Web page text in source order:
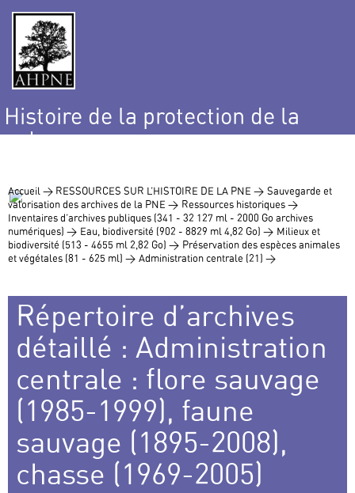
Histoire de la protection de la
nature
Accueil > RESSOURCES SUR L’HISTOIRE DE LA PNE > Sauvegarde et
valorisation des archives de la PNE > Ressources historiques >
Inventaires d’archives publiques (341 - 32 127 ml - 2000 Go archives
numériques) > Eau, biodiversité (902 - 8829 ml 4,82 Go) > Milieux et
biodiversité (513 - 4655 ml 2,82 Go) > Préservation des espèces animales
et végétales (81 - 625 ml) > Administration centrale (21) >
Répertoire d’archives
détaillé : Administration
centrale : flore sauvage
(1985-1999), faune
sauvage (1895-2008),
chasse (1969-2005)